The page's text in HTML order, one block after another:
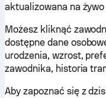
aktualizowana na
Możesz kliknąć
dostępne dane
urodzenia, wzrost,
zawodnika, historia
Aby zapoznać się z